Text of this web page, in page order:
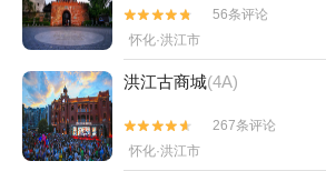


56条评论
怀化·洪江市
洪江古商城(4A)


267条评论
怀化·洪江市